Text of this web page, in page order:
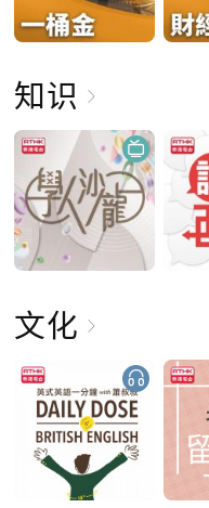
知识
文化